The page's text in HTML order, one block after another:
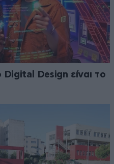
Digital Design είναι το